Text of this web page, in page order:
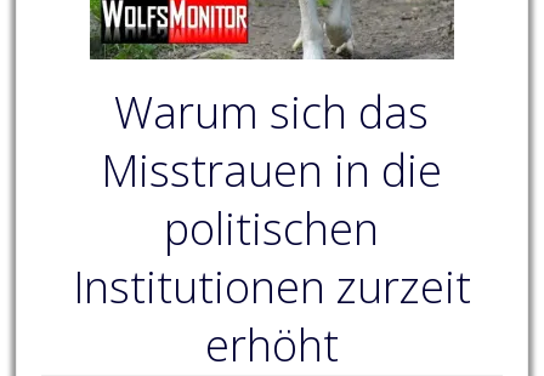
Warum sich das
Misstrauen in die
politischen
Institutionen zurzeit
erhöht